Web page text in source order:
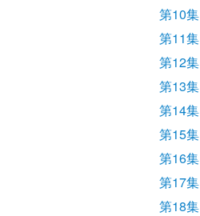
第10集
第11集
第12集
第13集
第14集
第15集
第16集
第17集
第18集